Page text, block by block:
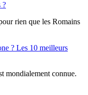
?
rien que les Romains
? Les 10 meilleurs
mondialement connue.